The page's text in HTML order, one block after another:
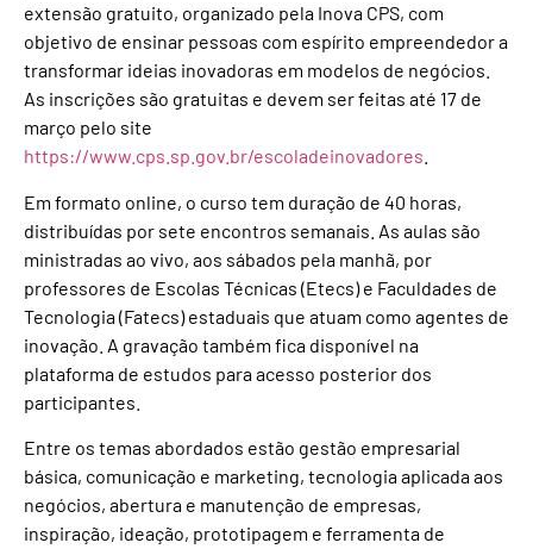
extensão gratuito, organizado pela Inova CPS, com
objetivo de ensinar pessoas com espírito empreendedor a
transformar ideias inovadoras em modelos de negócios.
As inscrições são gratuitas e devem ser feitas até 17 de
março pelo site
https://www.cps.sp.gov.br/escoladeinovadores
Em formato online, o curso tem duração de 40 horas,
distribuídas por sete encontros semanais. As aulas são
ministradas ao vivo, aos sábados pela manhã, por
professores de Escolas Técnicas (Etecs) e Faculdades de
Tecnologia (Fatecs) estaduais que atuam como agentes de
inovação. A gravação também fica disponível na
plataforma de estudos para acesso posterior dos
participantes.
Entre os temas abordados estão gestão empresarial
básica, comunicação e marketing, tecnologia aplicada aos
negócios, abertura e manutenção de empresas,
inspiração, ideação, prototipagem e ferramenta de